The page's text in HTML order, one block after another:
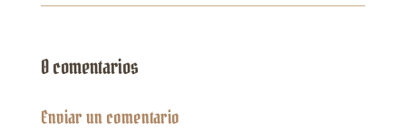
0 comentarios
Enviar un comentario